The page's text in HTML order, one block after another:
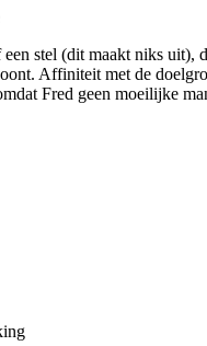
stel (dit maakt niks uit),
Affiniteit met de
Fred geen moeilijke